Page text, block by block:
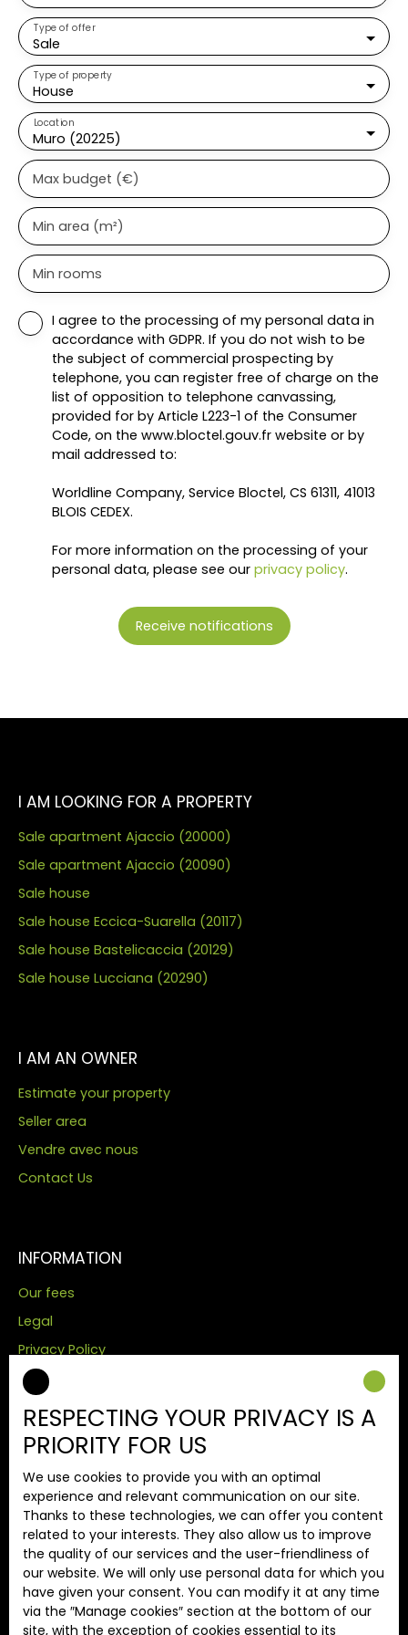
nuit regroupe 2
chambres, un wc
séparé, une salle de
bain balnéo, un
placard mural, une
grande chambre
parentale avec
cheminée, terrasse
sur jardin et
montagnes, un grand
dressing, un bureau.
Egalement, un studio
de 30m2 env. avec
cuisine indépendante,
une loggia sur rue et
une buanderie. Au
dernier étage, se
trouvent deux
appartements T3 ( de
50m2 env ) avec
chacun un salon-
cuisine, une terrasse, 2
chambres, 1 wc
indépendants, 1 salle
combles. Grace à son
escalier central,
la bâtisse, et ses
parties communes,
tous les
indépendante. Sur le
ses caves voutées
possibilité
d'exploitation:
demeure familiale,
gites, activités
commerciales ou
artisanales,...
d'authenticité et de
quiétude vous
charme de cette
commodités, 30 mn
Calvi, ses plages et
des activités
Sale
Type of offer
House
Type of property
Muro (20225)
Location
Max budget (€)
Min area (m²)
Min rooms
I agree to the processing of my personal data in
accordance with GDPR. If you do not wish to be
the subject of commercial prospecting by
telephone, you can register free of charge on the
list of opposition to telephone canvassing,
provided for by Article L223-1 of the Consumer
Code, on the www.bloctel.gouv.fr website or by
mail addressed to:
Worldline Company, Service Bloctel, CS 61311, 41013
BLOIS CEDEX.
For more information on the processing of your
personal data, please see our privacy policy.
Receive notifications
I AM LOOKING FOR A PROPERTY
Sale apartment Ajaccio (20000)
Sale apartment Ajaccio (20090)
Sale house
Sale house Eccica-Suarella (20117)
Sale house Bastelicaccia (20129)
Sale house Lucciana (20290)
I AM AN OWNER
Estimate your property
Seller area
Vendre avec nous
Contact Us
INFORMATION
Our fees
Legal
Privacy Policy
Site map
Manage cookies
Powered by
+33 6 60 21 26 66
4 Avenue Marechal Lyautey
res 1er Consul bât D3
RESPECTING YOUR PRIVACY IS A
PRIORITY FOR US
We use cookies to provide you with an optimal
experience and relevant communication on our site.
Thanks to these technologies, we can offer you content
related to your interests. They also allow us to improve
the quality of our services and the user-friendliness of
our website. We will only use personal data for which you
have given your consent. You can modify it at any time
via the ″Manage cookies″ section at the bottom of our
site, with the exception of cookies essential to its